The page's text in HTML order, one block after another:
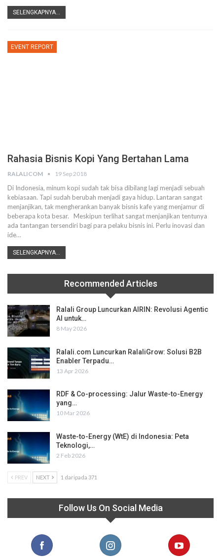
SELENGKAPNYA...
EVENT REPORT
Rahasia Bisnis Kopi Yang Bertahan Lama
RALALICOM 19 Sep 2018
Di Indonesia, minum kopi sudah tak bisa dibilang lagi menjadi sebuah
kebiasaan. Tapi sudah berubah menjadi gaya hidup. Lantaran sangat
menjanjikan, tak mengherankan banyak bisnis kafe yang menjamur di
beberapa kota besar. Meskipun terlihat sangat menjanjikan tentunya
ada tantangan tersendiri bagi para pelaku bisnis ini. Perlu inovasi dan
ide…
SELENGKAPNYA...
Recommended Articles
Ralali Group Luncurkan AIRIN: Revolusi Agentic
AI untuk…
8 May 2026
Ralali.com Luncurkan RalaliGrow: Solusi B2B
Enabler Terpadu…
13 Apr 2026
RDF & Co-processing: Jalur Waste-to-Energy
yang…
10 Mar 2026
Waste-to-Energy (WtE) di Indonesia: Peta
Teknologi,…
2 Feb 2026
PREV NEXT 1 daripada 371
Follow Us On Social Media